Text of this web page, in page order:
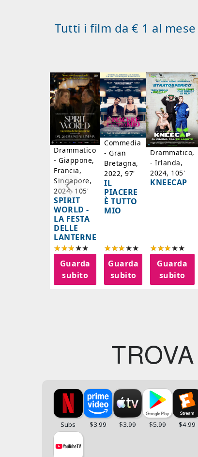
Tutti i film da € 1 al mese
Drammatico
- Giappone,
Francia,
Singapore,
2024, 105'
SPIRIT
WORLD -
LA FESTA
DELLE
LANTERNE
Guarda
subito
Commedia
- Gran
Bretagna,
2022, 97'
IL
PIACERE
È TUTTO
MIO
Guarda
subito
Drammatico,
- Irlanda,
2024, 105'
KNEECAP
Guarda
subito
TROVA